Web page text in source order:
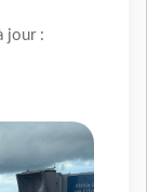
jour :